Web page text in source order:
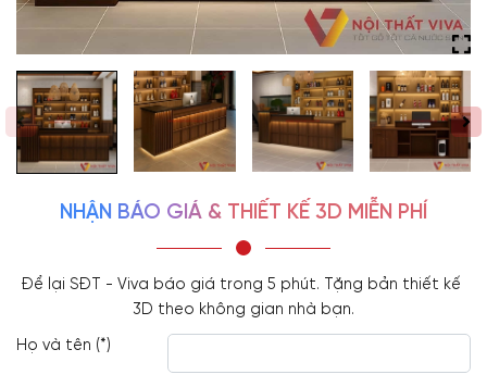
NHẬN BÁO GIÁ & THIẾT KẾ 3D MIỄN PHÍ
Để lại SĐT - Viva báo giá trong 5 phút. Tặng bản thiết kế
3D theo không gian nhà bạn.
Họ và tên (*)